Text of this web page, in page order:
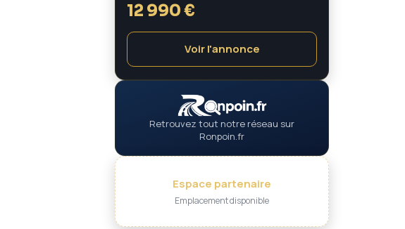
12 990 €
Voir l'annonce
Retrouvez tout notre réseau sur
Ronpoin.fr
Espace partenaire
Emplacement disponible